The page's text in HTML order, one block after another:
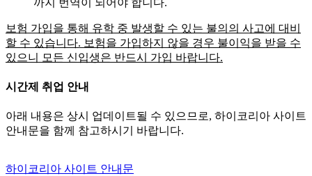
보험 가입을 통해 유학 중 발생할 수 있는 불의의 사고에 대비
할 수 있습니다. 보험을 가입하지 않을 경우 불이익을 받을 수
있으니 모든 신입생은 반드시 가입 바랍니다.
시간제 취업 안내
아래 내용은 상시 업데이트될 수 있으므로, 하이코리아 사이트
안내문을 함께 참고하시기 바랍니다.
하이코리아 사이트 안내문